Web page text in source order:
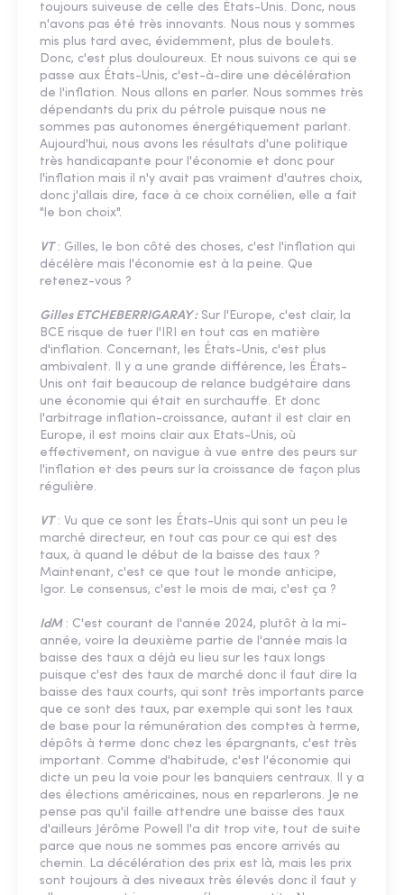
toujours suiveuse de celle des États-Unis. Donc, nous
n'avons pas été très innovants. Nous nous y sommes
mis plus tard avec, évidemment, plus de boulets.
Donc, c'est plus douloureux. Et nous suivons ce qui se
passe aux États-Unis, c'est-à-dire une décélération
de l'inflation. Nous allons en parler. Nous sommes très
dépendants du prix du pétrole puisque nous ne
sommes pas autonomes énergétiquement parlant.
Aujourd'hui, nous avons les résultats d'une politique
très handicapante pour l'économie et donc pour
l'inflation mais il n'y avait pas vraiment d'autres choix,
donc j'allais dire, face à ce choix cornélien, elle a fait
"le bon choix".
VT: Gilles, le bon côté des choses, c'est l'inflation qui
décélère mais l'économie est à la peine. Que
retenez-vous ?
Gilles ETCHEBERRIGARAY :Sur l'Europe, c'est clair, la
BCE risque de tuer l'IRI en tout cas en matière
d'inflation. Concernant, les États-Unis, c'est plus
ambivalent. Il y a une grande différence, les États-
Unis ont fait beaucoup de relance budgétaire dans
une économie qui était en surchauffe. Et donc
l'arbitrage inflation-croissance, autant il est clair en
Europe, il est moins clair aux Etats-Unis, où
effectivement, on navigue à vue entre des peurs sur
l'inflation et des peurs sur la croissance de façon plus
régulière.
VT: Vu que ce sont les États-Unis qui sont un peu le
marché directeur, en tout cas pour ce qui est des
taux, à quand le début de la baisse des taux ?
Maintenant, c'est ce que tout le monde anticipe,
Igor. Le consensus, c'est le mois de mai, c'est ça ?
IdM: C'est courant de l'année 2024, plutôt à la mi-
année, voire la deuxième partie de l'année mais la
baisse des taux a déjà eu lieu sur les taux longs
puisque c'est des taux de marché donc il faut dire la
baisse des taux courts, qui sont très importants parce
que ce sont des taux, par exemple qui sont les taux
de base pour la rémunération des comptes à terme,
dépôts à terme donc chez les épargnants, c'est très
important. Comme d'habitude, c'est l'économie qui
dicte un peu la voie pour les banquiers centraux. Il y a
des élections américaines, nous en reparlerons. Je ne
pense pas qu'il faille attendre une baisse des taux
d'ailleurs Jérôme Powell l'a dit trop vite, tout de suite
parce que nous ne sommes pas encore arrivés au
chemin. La décélération des prix est là, mais les prix
sont toujours à des niveaux très élevés donc il faut y